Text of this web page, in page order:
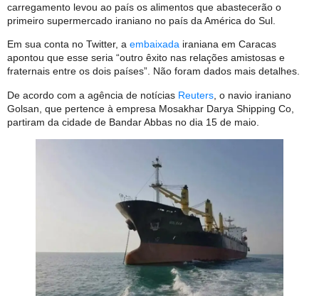
carregamento levou ao país os alimentos que abastecerão o
primeiro supermercado iraniano no país da América do Sul.
Em sua conta no Twitter, a embaixada iraniana em Caracas
apontou que esse seria “outro êxito nas relações amistosas e
fraternais entre os dois países”. Não foram dados mais detalhes.
De acordo com a agência de notícias Reuters , o navio iraniano
Golsan, que pertence à empresa Mosakhar Darya Shipping Co,
partiram da cidade de Bandar Abbas no dia 15 de maio.